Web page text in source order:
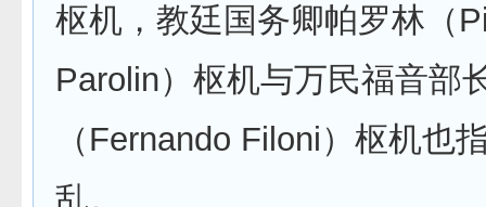
枢机，教廷国务卿帕罗林（
Parolin）枢机与万民福音部
（Fernando Filoni）枢机也
乱。